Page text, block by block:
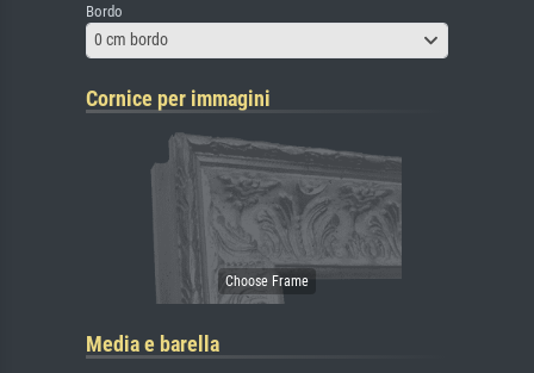
Bordo
0 cm bordo
Cornice per immagini
Media e barella